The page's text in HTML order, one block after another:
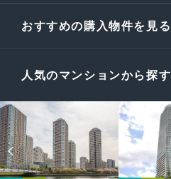
おすすめの購入物件を見る
人気のマンションから探す